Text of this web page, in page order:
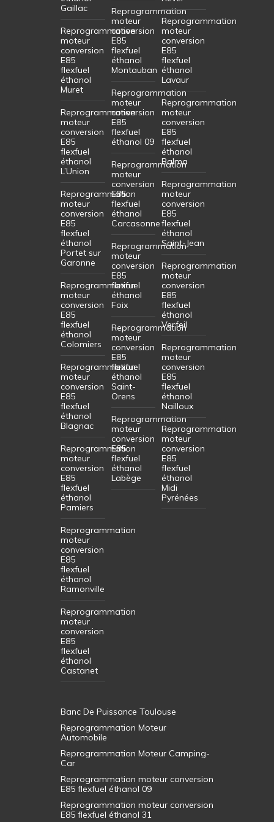
Gaillac
Reprogrammation
moteur
conversion
E85
flexfuel
éthanol
Muret
Reprogrammation
moteur
conversion
E85
flexfuel
éthanol
L’Union
Reprogrammation
moteur
conversion
E85
flexfuel
éthanol
Portet sur
Garonne
Reprogrammation
moteur
conversion
E85
flexfuel
éthanol
Colomiers
Reprogrammation
moteur
conversion
E85
flexfuel
éthanol
Blagnac
Reprogrammation
moteur
conversion
E85
flexfuel
éthanol
Pamiers
Reprogrammation
moteur
conversion
E85
flexfuel
éthanol
Ramonville
Reprogrammation
moteur
conversion
E85
flexfuel
éthanol
Castanet
Reprogrammation
moteur
conversion
E85
flexfuel
éthanol
Montauban
Reprogrammation
moteur
conversion
E85
flexfuel
éthanol 09
Reprogrammation
moteur
conversion
E85
flexfuel
éthanol
Carcasonne
Reprogrammation
moteur
conversion
E85
flexfuel
éthanol
Foix
Reprogrammation
moteur
conversion
E85
flexfuel
éthanol
Saint-
Orens
Reprogrammation
moteur
conversion
E85
flexfuel
éthanol
Labège
Reprogrammation
moteur
conversion
E85
flexfuel
éthanol
Lavaur
Reprogrammation
moteur
conversion
E85
flexfuel
éthanol
Balma
Reprogrammation
moteur
conversion
E85
flexfuel
éthanol
Saint-Jean
Reprogrammation
moteur
conversion
E85
flexfuel
éthanol
Verfeil
Reprogrammation
moteur
conversion
E85
flexfuel
éthanol
Nailloux
Reprogrammation
moteur
conversion
E85
flexfuel
éthanol
Midi
Pyrénées
Banc De Puissance Toulouse
Reprogrammation Moteur
Automobile
Reprogrammation Moteur Camping-
Car
Reprogrammation moteur conversion
E85 flexfuel éthanol 09
Reprogrammation moteur conversion
E85 flexfuel éthanol 31